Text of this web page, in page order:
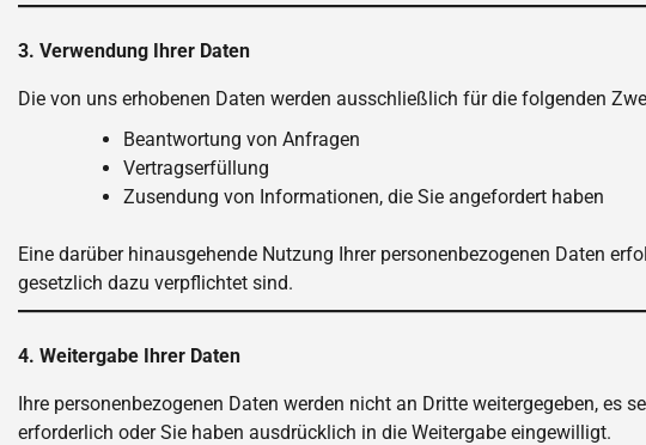
3. Verwendung Ihrer Daten
Die von uns erhobenen Daten werden ausschließlich für die folgenden
Beantwortung von Anfragen
Vertragserfüllung
Zusendung von Informationen, die Sie angefordert haben
Eine darüber hinausgehende Nutzung Ihrer personenbezogenen Daten
gesetzlich dazu verpflichtet sind.
4. Weitergabe Ihrer Daten
Ihre personenbezogenen Daten werden nicht an Dritte weitergegeben, es
erforderlich oder Sie haben ausdrücklich in die Weitergabe eingewilligt.